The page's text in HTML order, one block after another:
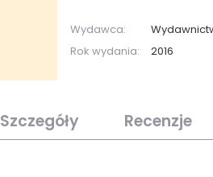
Wydawca:
Rok wydania:
2016
Szczegóły Recenzje